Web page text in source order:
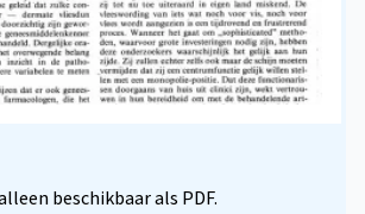
beschikbaar als PDF.